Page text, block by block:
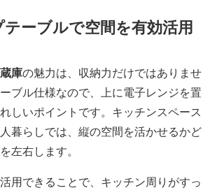
ーブルで空間を有効活用
庫の魅力は、収納力だけではありませ
ブル仕様なので、上に電子レンジを置
しいポイントです。キッチンスペース
暮らしでは、縦の空間を活かせるかど
左右します。
用できることで、キッチン周りがすっ